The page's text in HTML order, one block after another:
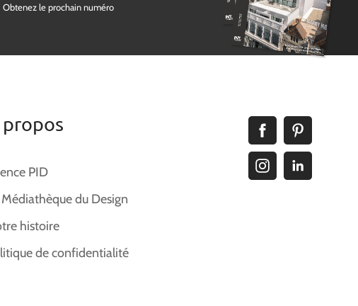
Obtenez le prochain numéro
PID
Médiathèque du Design
histoire
de confidentialité